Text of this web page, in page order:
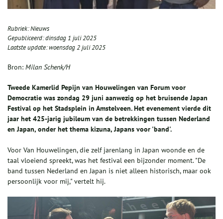
Rubriek:Nieuws
Gepubliceerd:dinsdag 1 juli 2025
Laatste update:woensdag 2 juli 2025
Bron: Milan Schenk/H
Tweede Kamerlid Pepijn van Houwelingen van Forum voor
Democratie was zondag 29 juni aanwezig op het bruisende Japan
Festival op het Stadsplein in Amstelveen. Het evenement vierde dit
jaar het 425-jarig jubileum van de betrekkingen tussen Nederland
en Japan, onder het thema kizuna, Japans voor 'band'.
Voor Van Houwelingen, die zelf jarenlang in Japan woonde en de
taal vloeiend spreekt, was het festival een bijzonder moment. "De
band tussen Nederland en Japan is niet alleen historisch, maar ook
persoonlijk voor mij," vertelt hij.